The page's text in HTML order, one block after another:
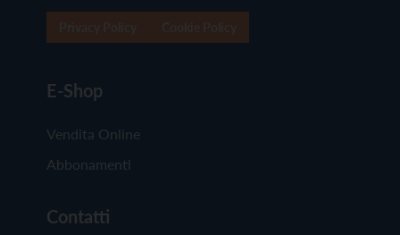
E-Shop
Vendita Online
Abbonamenti
Contatti